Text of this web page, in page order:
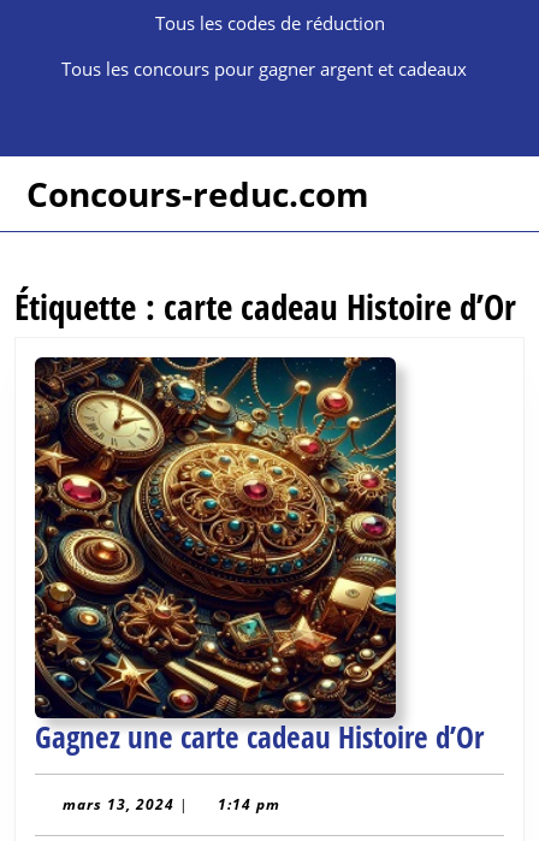
Tous les codes de réduction
Tous les concours pour gagner argent et cadeaux
Concours-reduc.com
Étiquette : carte cadeau Histoire d’Or
Gagnez une carte cadeau Histoire d’Or
une
mars 13, 2024 mars
| 1:14 pm